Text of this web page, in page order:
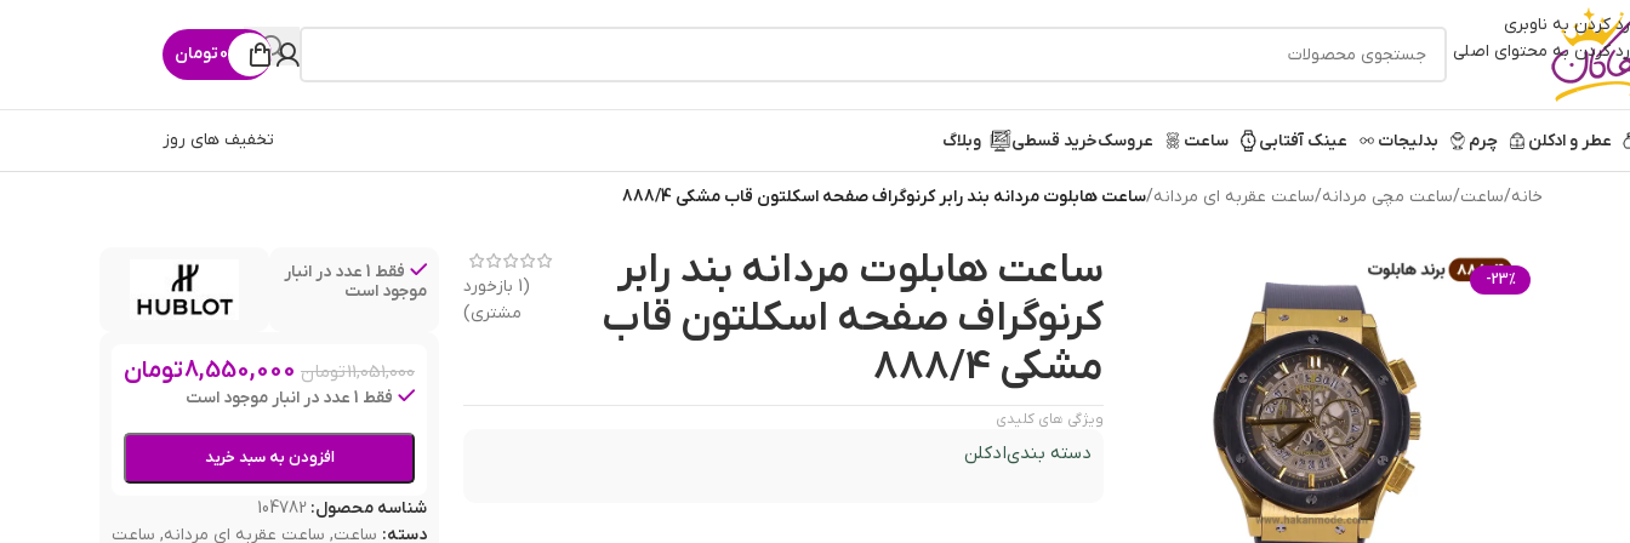
رد کردن به ناوبری
رد کردن به محتوای اصلی
0تومان
عطر و ادکلن چرم بدلیجات عینک آفتابی ساعت عروسکخرید قسطی وبلاگ تخفیف های روز
خانه/ساعت/ساعت مچی مردانه/ساعت عقربه ای مردانه/ساعت هابلوت مردانه بند رابر کرنوگراف صفحه اسکلتون قاب مشکی 888/4
فقط 1 عدد در انبار
موجود است
11,051,000تومان 8,550,000تومان
فقط 1 عدد در انبار موجود است
افزودن به سبد خرید
شناسه محصول: 104782
دسته: ساعت, ساعت عقربه ای مردانه, ساعت
-23%
ساعت هابلوت مردانه بند رابر
کرنوگراف صفحه اسکلتون قاب
مشکی 888/4
(
1 بازخورد
مشتری)
ویژگی های کلیدی
دسته بندیادکلن